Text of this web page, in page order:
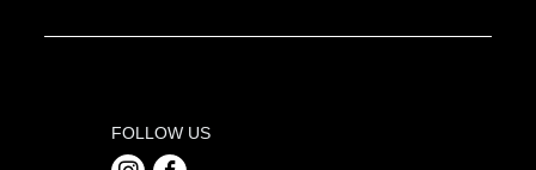
FOLLOW US